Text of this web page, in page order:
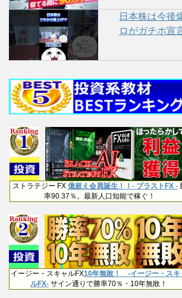
日本株は今後
ロがガチホ宣
ストラテジー FX 億超え会員誕生！！- ブラストFX -
率90.37％。最新人口知能で稼ぐ！
イージー・スキャルFX10年無敗！ -イージー・スキ
ルFX- サイン通りで勝率70％・10年無敗！